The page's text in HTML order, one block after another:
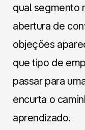
qual segmento
abertura de
objeções
que tipo de
passar para
encurta o
aprendizado.